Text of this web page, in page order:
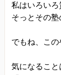
私はいろいろ
そっとその塾
でもね、この
気になること